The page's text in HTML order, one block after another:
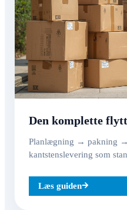
Den komplette
Planlægning → pakning
kantstenslevering som
Læs guiden